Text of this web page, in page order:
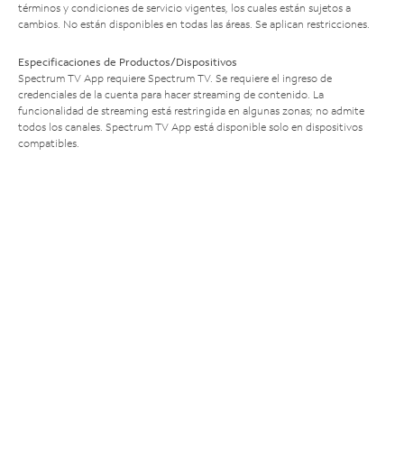
términos y condiciones de servicio vigentes, los cuales están sujetos a
cambios. No están disponibles en todas las áreas. Se aplican restricciones.
Especificaciones de Productos/Dispositivos
Spectrum TV App requiere Spectrum TV. Se requiere el ingreso de
credenciales de la cuenta para hacer streaming de contenido. La
funcionalidad de streaming está restringida en algunas zonas; no admite
todos los canales. Spectrum TV App está disponible solo en dispositivos
compatibles.